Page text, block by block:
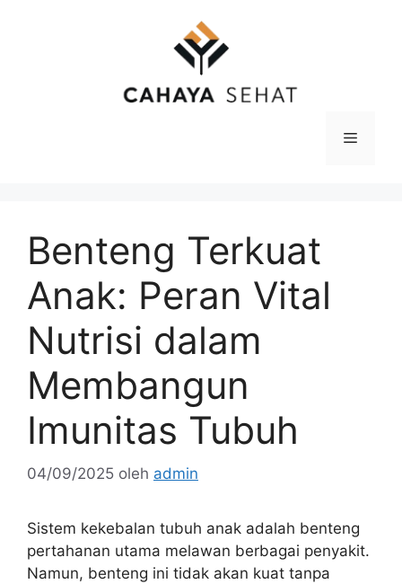
Menu
Benteng Terkuat
Anak: Peran Vital
Nutrisi dalam
Membangun
Imunitas Tubuh
04/09/2025 oleh admin
Sistem kekebalan tubuh anak adalah benteng
pertahanan utama melawan berbagai penyakit.
Namun, benteng ini tidak akan kuat tanpa